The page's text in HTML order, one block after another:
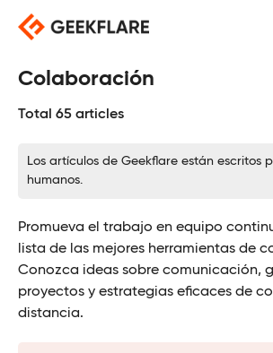
Saltar
contenido
Colaboración
Total 65 articles
Los artículos de Geekflare están escritos
humanos.
Promueva el trabajo en equipo
lista de las mejores herramientas de
Conozca ideas sobre comunicación,
proyectos y estrategias eficaces de
distancia.